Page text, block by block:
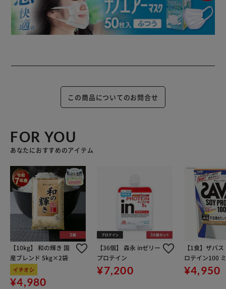
この商品についてのお問合せ
FOR YOU
あなたにおすすめのアイテム
【10kg】 和の輝き 国
産ブレンド 5kg×2袋
イチオシ
¥4,980
【36個】 森永 inゼリー
プロテイン
¥7,200
【1食】ザバ
ロテイン100
ィー風味 45食
¥4,950